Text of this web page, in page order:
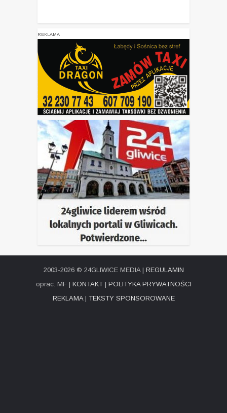
REKLAMA
2003-2026 © 24GLIWICE MEDIA | REGULAMIN
oprac. MF | KONTAKT| POLITYKA PRYWATNOŚCI
REKLAMA| TEKSTY SPONSOROWANE